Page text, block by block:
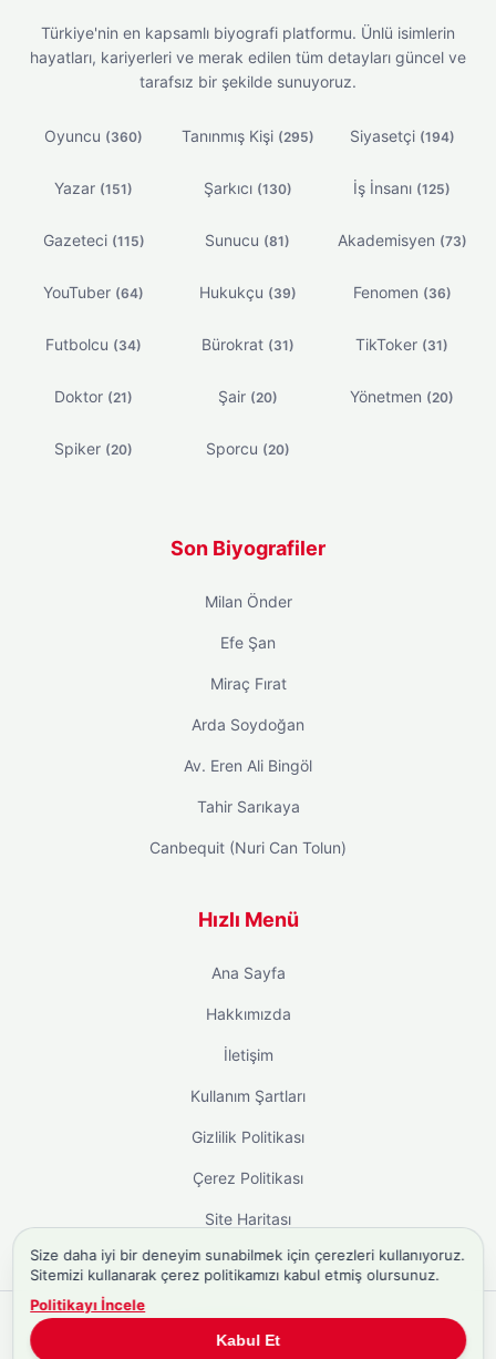
Türkiye'nin en kapsamlı biyografi platformu. Ünlü isimlerin
hayatları, kariyerleri ve merak edilen tüm detayları güncel ve
tarafsız bir şekilde sunuyoruz.
Oyuncu (360) Tanınmış Kişi (295) Siyasetçi (194)
Yazar (151) Şarkıcı (130) İş İnsanı (125)
Gazeteci (115) Sunucu (81) Akademisyen (73)
YouTuber (64) Hukukçu (39) Fenomen (36)
Futbolcu (34) Bürokrat (31) TikToker (31)
Doktor (21) Şair (20) Yönetmen (20)
Spiker (20) Sporcu (20)
Son Biyografiler
Milan Önder
Efe Şan
Miraç Fırat
Arda Soydoğan
Av. Eren Ali Bingöl
Tahir Sarıkaya
Canbequit (Nuri Can Tolun)
Hızlı Menü
Ana Sayfa
Hakkımızda
İletişim
Kullanım Şartları
Gizlilik Politikası
Çerez Politikası
Site Haritası
Türkiye'ninBiyografi Sitesi
Size daha iyi bir deneyim sunabilmek için çerezleri kullanıyoruz.
Sitemizi kullanarak çerez politikamızı kabul etmiş olursunuz.
Politikayı İncele
Kabul Et